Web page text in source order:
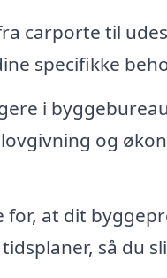
carporte til
specifikke
i
og
for, at dit
så du